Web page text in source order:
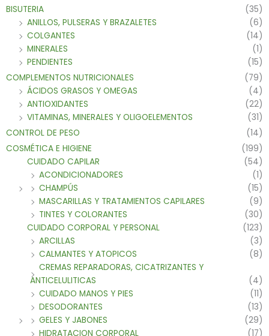
BISUTERIA
(35)
ANILLOS, PULSERAS Y BRAZALETES
(6)
COLGANTES
(14)
MINERALES
(1)
PENDIENTES
(15)
COMPLEMENTOS NUTRICIONALES
(79)
ÁCIDOS GRASOS Y OMEGAS
(4)
ANTIOXIDANTES
(22)
VITAMINAS, MINERALES Y OLIGOELEMENTOS
(31)
CONTROL DE PESO
(14)
COSMÉTICA E HIGIENE
(199)
CUIDADO CAPILAR
(54)
ACONDICIONADORES
(1)
CHAMPÚS
(15)
MASCARILLAS Y TRATAMIENTOS CAPILARES
(9)
TINTES Y COLORANTES
(30)
CUIDADO CORPORAL Y PERSONAL
(123)
ARCILLAS
(3)
CALMANTES Y ATOPICOS
(8)
CREMAS REPARADORAS, CICATRIZANTES Y
ANTICELULITICAS
(4)
CUIDADO MANOS Y PIES
(11)
DESODORANTES
(13)
GELES Y JABONES
(29)
HIDRATACION CORPORAL
(17)